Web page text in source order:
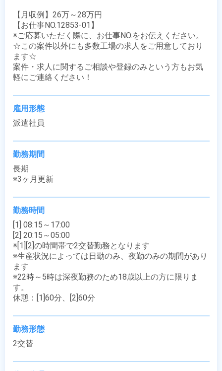
【月収例】26万～28万円
【お仕事NO.12853-01】
※ご応募いただく際に、お仕事NO.をお伝えください。
☆この案件以外にも多数工場の求人をご用意しており
ます☆
案件・求人に関するご相談や登録のみという方もお気
軽にご連絡ください！
雇用形態
派遣社員
勤務期間
長期
※3ヶ月更新
勤務時間
[1] 08:15～17:00
[2] 20:15～05:00
※[1][2]の時間帯で2交替勤務となります
※生産状況によっては日勤のみ、夜勤のみの期間があり
ます
※22時～5時は深夜勤務のため18歳以上の方に限りま
す。
休憩：[1]60分、[2]60分
勤務形態
2交替